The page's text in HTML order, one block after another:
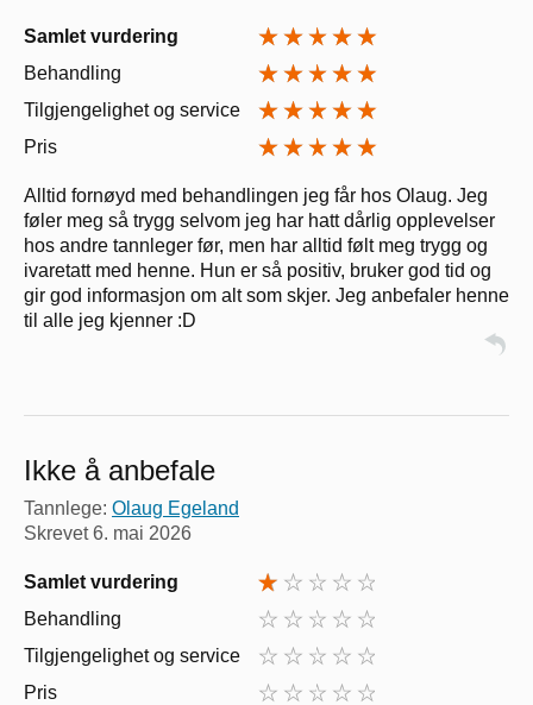
Samlet vurdering
Behandling
Tilgjengelighet og service
Pris
Alltid fornøyd med behandlingen jeg får hos Olaug. Jeg
føler meg så trygg selvom jeg har hatt dårlig opplevelser
hos andre tannleger før, men har alltid følt meg trygg og
ivaretatt med henne. Hun er så positiv, bruker god tid og
gir god informasjon om alt som skjer. Jeg anbefaler henne
til alle jeg kjenner :D
Ikke å anbefale
Tannlege: Olaug Egeland
Skrevet6. mai 2026
Samlet vurdering
Behandling
Tilgjengelighet og service
Pris